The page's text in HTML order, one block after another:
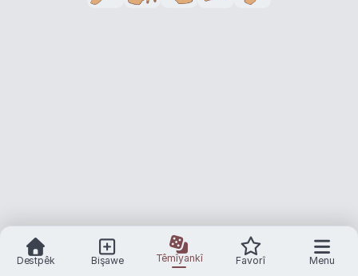
Destpêk Bişawe Têmîyankî Favorî Menu